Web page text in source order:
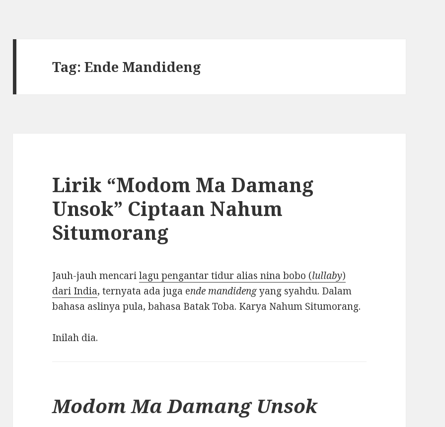
Tag: Ende Mandideng
Lirik “Modom Ma Damang
Unsok” Ciptaan Nahum
Situmorang
Jauh-jauh mencarilagu pengantar tidur alias nina bobo (lullaby)
dari India, ternyata ada juga ende mandidengyang syahdu. Dalam
bahasa aslinya pula, bahasa Batak Toba. Karya Nahum Situmorang.
Inilah dia.
Modom Ma Damang Unsok